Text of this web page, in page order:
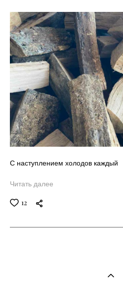
С наступлением холодов каждый
Читать далее
12